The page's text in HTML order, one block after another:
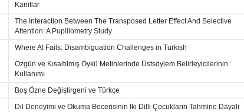
Kanıtlar
The Interaction Between The Transposed Letter Effect And Selective
Attention: A Pupillometry Study
Where AI Fails: Disambiguation Challenges in Turkish
Özgün ve Kısaltılmış Öykü Metinlerinde Üstsöylem Belirleyicilerinin
Kullanımı
Boş Özne Değiştirgeni ve Türkçe
Dil Deneyimi ve Okuma Becerisinin İki Dilli Çocukların Tahmine Dayalı